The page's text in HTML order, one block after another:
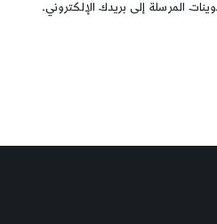
المرسلة إلى بريدك الإلكتروني.